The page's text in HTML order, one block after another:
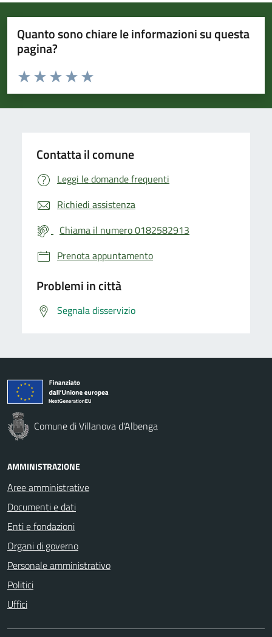
Quanto sono chiare le informazioni su questa
pagina?
Valuta da 1 a 5 stelle la pagina
Valuta 5 stelle su 5
Valuta 4 stelle su 5
Valuta 3 stelle su 5
Valuta 2 stelle su 5
Valuta 1 stelle su 5
Contatta il comune
Leggi le domande frequenti
Richiedi assistenza
Chiama il numero 0182582913
Prenota appuntamento
Problemi in città
Segnala disservizio
Comune di Villanova d'Albenga
AMMINISTRAZIONE
Aree amministrative
Documenti e dati
Enti e fondazioni
Organi di governo
Personale amministrativo
Politici
Uffici